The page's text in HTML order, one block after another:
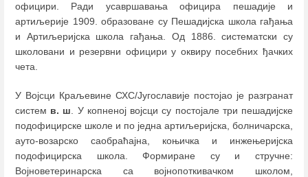
официри. Ради усавршавања официра пешадије и
артиљерије 1909. образоване су Пешадијска школа гађања
и Артиљеријска школа гађања. Од 1886. систематски су
школовани и резервни официри у оквиру посебних ђачких
чета.
У Војсци Краљевине СХС/Југославије постојао је разгранат
систем в. ш . У копненој војсци су постојале три пешадијске
подофицирске школе и по једна артиљеријска, болничарска,
ауто-возарско саобраћајна, коњичка и инжењеријска
подофицирска школа. Формиране су и стручне:
Војноветеринарска са војнопоткивачком школом,